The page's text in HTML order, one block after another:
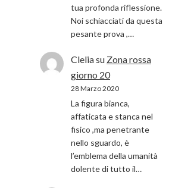
tua profonda riflessione.
Noi schiacciati da questa
pesante prova ,…
Cleliasu Zona rossa
giorno 20
28 Marzo 2020
La figura bianca,
affaticata e stanca nel
fisico ,ma penetrante
nello sguardo, è
l’emblema della umanità
dolente di tutto il…